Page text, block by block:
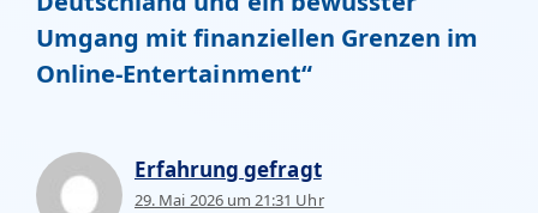
Umgang mit finanziellen Grenzen im
Online-Entertainment“
Erfahrung gefragt
29. Mai 2026 um 21:31 Uhr